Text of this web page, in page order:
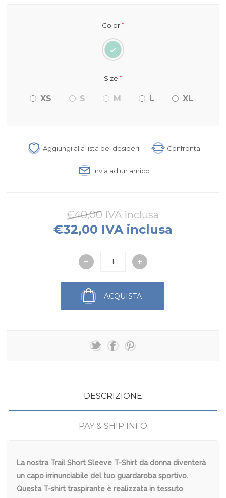
Color*
Size *
XS S M L XL
Aggiungi alla lista dei desideri Confronta
Invia ad un amico
€40,00 IVA inclusa
€32,00 IVA inclusa
ACQUISTA
DESCRIZIONE
PAY & SHIP INFO
La nostra Trail Short Sleeve T-Shirt da donna diventerà
un capo irrinunciabile del tuo guardaroba sportivo.
Questa T-shirt traspirante è realizzata in tessuto